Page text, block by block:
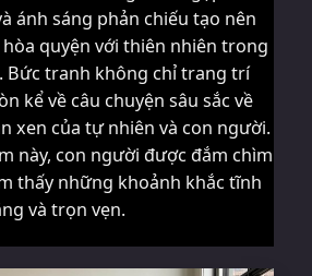
ánh sáng phản chiếu tạo nên
quyện với thiên nhiên trong
Bức tranh không chỉ trang trí
kể về câu chuyện sâu sắc về
xen của tự nhiên và con người.
này, con người được đắm chìm
thấy những khoảnh khắc tĩnh
và trọn vẹn.